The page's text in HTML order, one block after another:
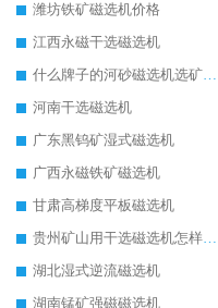
潍坊铁矿磁选机价格
江西永磁干选磁选机
什么牌子的河砂磁选机选矿效果好
河南干选磁选机
广东黑钨矿湿式磁选机
广西永磁铁矿磁选机
甘肃高梯度平板磁选机
贵州矿山用干选磁选机怎样调磁
湖北湿式逆流磁选机
湖南锰矿强磁磁选机